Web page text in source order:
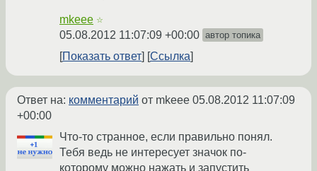
mkeee ☆
05.08.2012 11:07:09 +00:00 автор топика
Показать ответ Ссылка
Ответ на: комментарий от mkeee 05.08.2012 11:07:09
+00:00
Что-то странное, если правильно понял.
Тебя ведь не интересует значок по-
которому можно нажать и запустить